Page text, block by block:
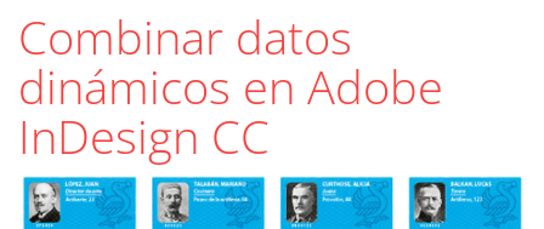
Combinar datos
dinámicos en Adobe
InDesign CC